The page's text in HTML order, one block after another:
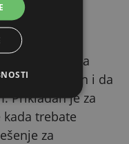
vodiča
vođen i da
Prikladan je za
trebate
za